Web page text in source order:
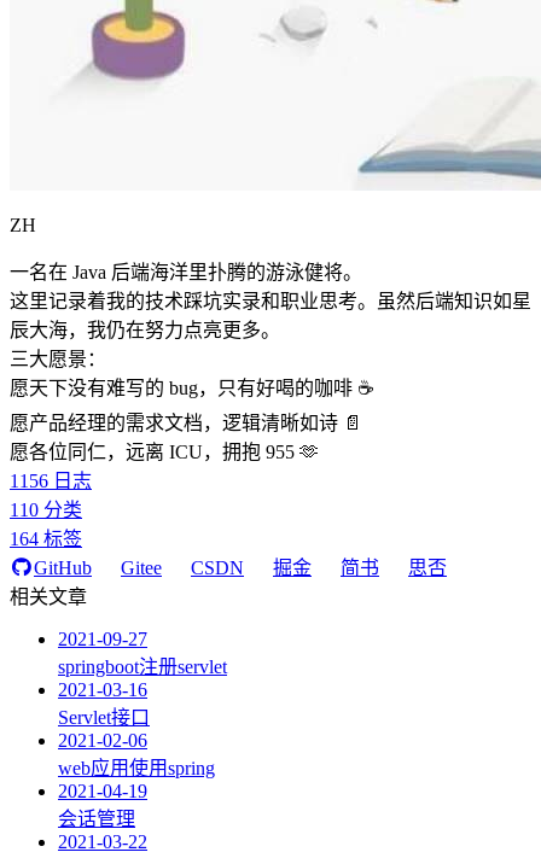
ZH
一名在 Java 后端海洋里扑腾的游泳健将。
这里记录着我的技术踩坑实录和职业思考。虽然后端知识如星
辰大海，我仍在努力点亮更多。
三大愿景：
愿天下没有难写的 bug，只有好喝的咖啡 ☕️
愿产品经理的需求文档，逻辑清晰如诗 📄
愿各位同仁，远离 ICU，拥抱 955 🫶
1156 日志
110 分类
164 标签
GitHub
Gitee CSDN 掘金 简书
思否
相关文章
2021-09-27
springboot注册servlet
2021-03-16
Servlet接口
2021-02-06
web应用使用spring
2021-04-19
会话管理
2021-03-22